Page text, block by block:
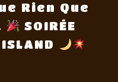
Rien Que
SOIRÉE